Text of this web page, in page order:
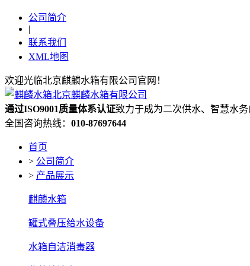
公司简介
|
联系我们
XML地图
欢迎光临北京麒麟水箱有限公司官网！
通过ISO9001质量体系认证致力于成为二次供水、智慧水
全国咨询热线： 010-87697644
首页
> 公司简介
> 产品展示
麒麟水箱
罐式叠压给水设备
水箱自洁消毒器